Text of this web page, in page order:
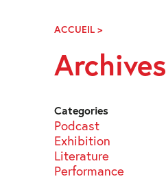
NavigationACCUEIL >ARCHIVES
Archives
Categories
Podcast
Exhibition
Literature
Performance